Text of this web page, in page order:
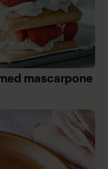
mascarpone